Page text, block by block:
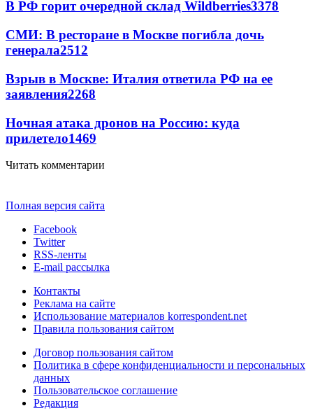
В РФ горит очередной склад Wildberries3378
СМИ: В ресторане в Москве погибла дочь
генерала2512
Взрыв в Москве: Италия ответила РФ на ее
заявления2268
Ночная атака дронов на Россию: куда
прилетело1469
Читать комментарии
Полная версия сайта
Facebook
Twitter
RSS-ленты
E-mail рассылка
Контакты
Реклама на сайте
Использование материалов korrespondent.net
Правила пользования сайтом
Договор пользования сайтом
Политика в сфере конфиденциальности и персональных
данных
Пользовательское соглашение
Редакция